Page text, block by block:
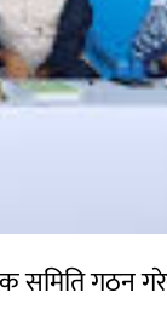
समिति गठन